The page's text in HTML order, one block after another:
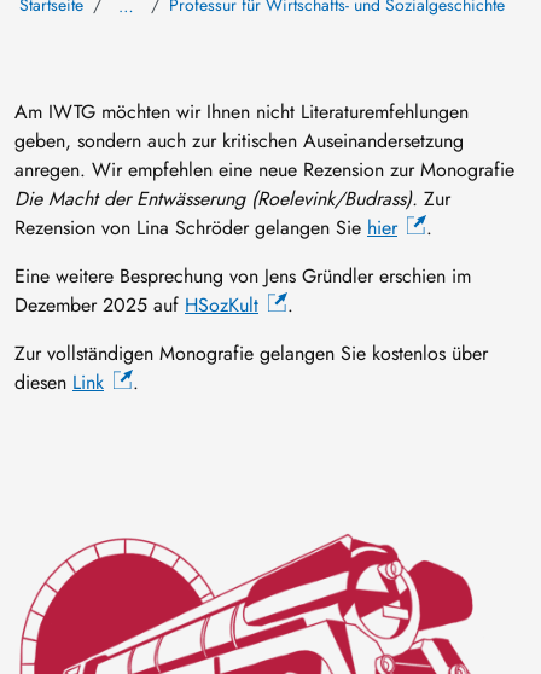
…
Am IWTG möchten wir Ihnen nicht Literaturemfehlungen
geben, sondern auch zur kritischen Auseinandersetzung
anregen. Wir empfehlen eine neue Rezension zur Monografie
Die Macht der Entwässerung (Roelevink/Budrass). Zur
Rezension von Lina Schröder gelangen Sie hier
.
Eine weitere Besprechung von Jens Gründler erschien im
Dezember 2025 auf HSozKult
.
Zur vollständigen Monografie gelangen Sie kostenlos über
diesen Link .